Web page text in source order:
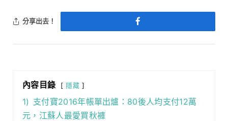
分享出去！
內容目錄 隱藏
1) 支付寶2016年帳單出爐：80後人均支付12萬
元，江蘇人最愛買秋褲